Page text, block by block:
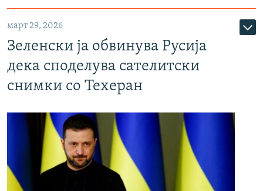
март 29, 2026
Зеленски ја обвинува Русија
дека споделува сателитски
снимки со Техеран